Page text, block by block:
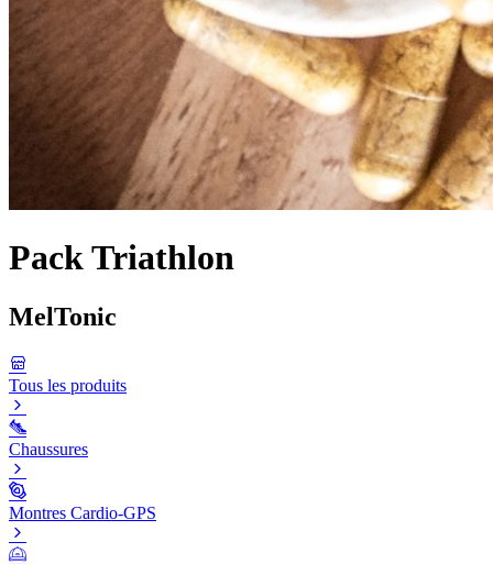
Pack Triathlon
MelTonic
Tous les produits
Chaussures
Montres Cardio-GPS